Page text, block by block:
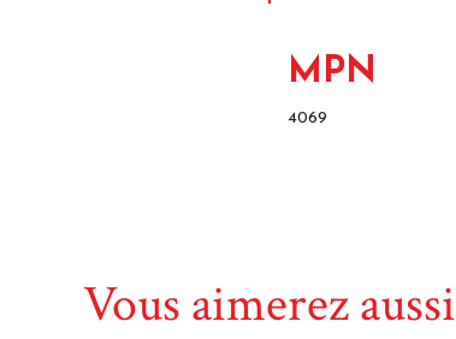
MPN
4069
Vous aimerez aussi